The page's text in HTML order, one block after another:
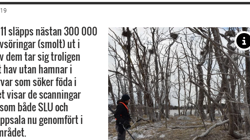
släpps nästan 300 000
(smolt) ut i
dem tar sig troligen
utan hamnar i
som söker föda i
visar de scanningar
både SLU och
nu genomfört i